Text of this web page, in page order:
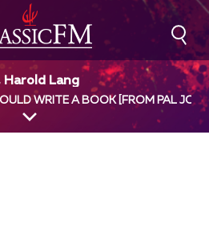
Harold Lang
WRITE A BOOK [FROM PAL